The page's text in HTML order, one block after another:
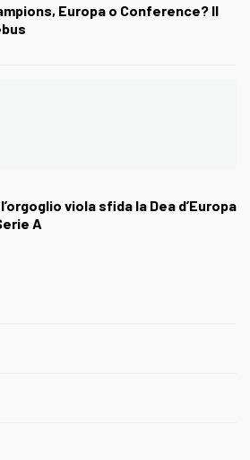
Europa o Conference? Il
viola sfida la Dea d’Europa
A